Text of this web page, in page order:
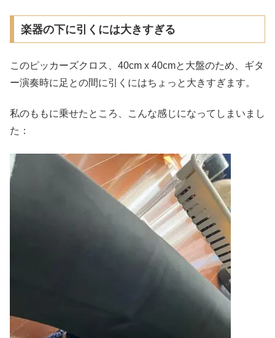
楽器の下に引くには大きすぎる
このピッカーズクロス、40cm x 40cmと大盤のため、ギタ
ー演奏時に足との間に引くにはちょっと大きすぎます。
私のももに乗せたところ、こんな感じになってしまいまし
た：